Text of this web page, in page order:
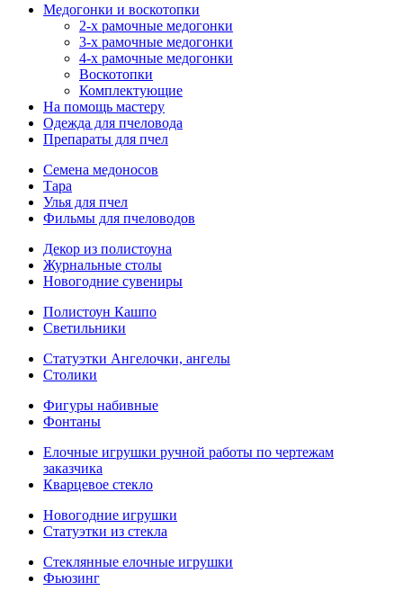
Медогонки и воскотопки
2-х рамочные медогонки
3-х рамочные медогонки
4-х рамочные медогонки
Воскотопки
Комплектующие
На помощь мастеру
Одежда для пчеловода
Препараты для пчел
Семена медоносов
Тара
Улья для пчел
Фильмы для пчеловодов
Декор из полистоуна
Журнальные столы
Новогодние сувениры
Полистоун Кашпо
Светильники
Статуэтки Ангелочки, ангелы
Столики
Фигуры набивные
Фонтаны
Елочные игрушки ручной работы по чертежам
заказчика
Кварцевое стекло
Новогодние игрушки
Статуэтки из стекла
Стеклянные елочные игрушки
Фьюзинг